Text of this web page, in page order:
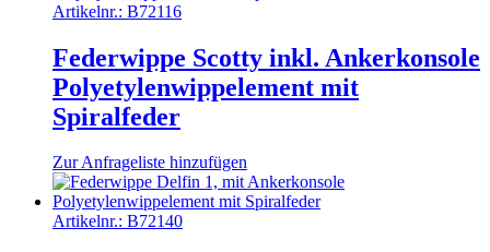
Artikelnr.: B72116
Federwippe Scotty inkl. Ankerkonsole
Polyetylenwippelement mit
Spiralfeder
Zur Anfrageliste hinzufügen
Artikelnr.: B72140